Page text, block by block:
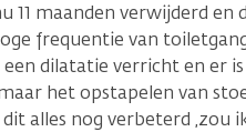
11 maanden verwijderd
frequentie van
een dilatatie verricht en er
het opstapelen van
alles nog verbeterd ,zou